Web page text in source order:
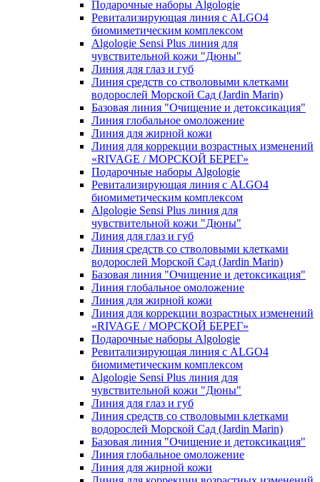
Подарочные наборы Algologie
Ревитализирующая линия с ALGO4
биомиметическим комплексом
Algologie Sensi Plus линия для
чувcтвительной кожи "Дюны"
Линия для глаз и губ
Линия средств со стволовыми клетками
водорослей Морской Сад (Jardin Marin)
Базовая линия "Очищение и детоксикация"
Линия глобальное омоложение
Линия для жирной кожи
Линия для коррекции возрастных изменений
«RIVAGE / МОРСКОЙ БЕРЕГ»
Подарочные наборы Algologie
Ревитализирующая линия с ALGO4
биомиметическим комплексом
Algologie Sensi Plus линия для
чувcтвительной кожи "Дюны"
Линия для глаз и губ
Линия средств со стволовыми клетками
водорослей Морской Сад (Jardin Marin)
Базовая линия "Очищение и детоксикация"
Линия глобальное омоложение
Линия для жирной кожи
Линия для коррекции возрастных изменений
«RIVAGE / МОРСКОЙ БЕРЕГ»
Подарочные наборы Algologie
Ревитализирующая линия с ALGO4
биомиметическим комплексом
Algologie Sensi Plus линия для
чувcтвительной кожи "Дюны"
Линия для глаз и губ
Линия средств со стволовыми клетками
водорослей Морской Сад (Jardin Marin)
Базовая линия "Очищение и детоксикация"
Линия глобальное омоложение
Линия для жирной кожи